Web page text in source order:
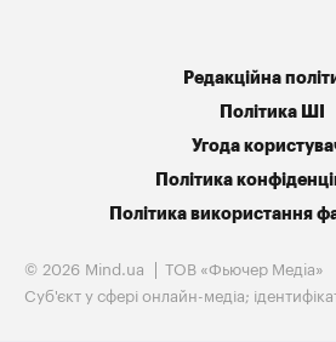
Редакційна
Політика ШІ
Угода
Політика
Політика використання
© 2026 Mind.ua
ТОВ «Фьючер Медiа»
Cуб'єкт у сфері онлайн-медіа;